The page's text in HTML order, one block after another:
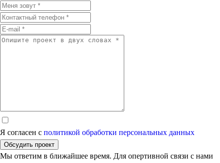
Я согласен с политикой обработки персональных данных
Обсудить проект
Мы ответим в ближайшее время. Для опертивной связи с нами